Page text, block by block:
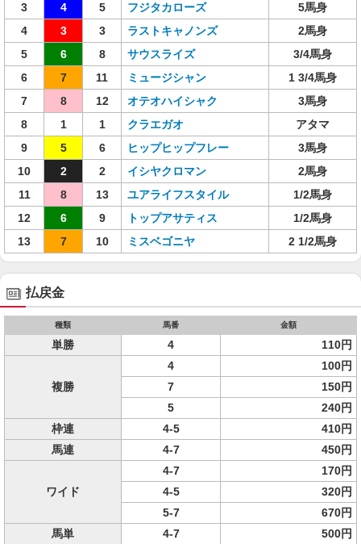
3
4 5 フジタカローズ
5馬身
4
3 3 ラストキャノンズ
2馬身
5
6 8 サウスライズ
3/4馬身
6
7 11 ミュージシャン
1 3/4馬身
7
8 12 オテオハイシャク
3馬身
8
1 1 クラエガオ
アタマ
9
5 6 ヒップヒップフレー
3馬身
10
2 2 イシヤクロマン
2馬身
11
8 13 ユアライフスタイル
1/2馬身
12
6 9 トップアサティス
1/2馬身
13
7 10 ミスベゴニヤ 2 1/2馬身
払戻金
種類 馬番 金額
単勝 4 110円
複勝
4
100円
7
150円
5
240円
枠連
4-5
410円
馬連
4-7 450円
ワイド
4-7
170円
4-5
320円
5-7
670円
馬単
4-7
500円